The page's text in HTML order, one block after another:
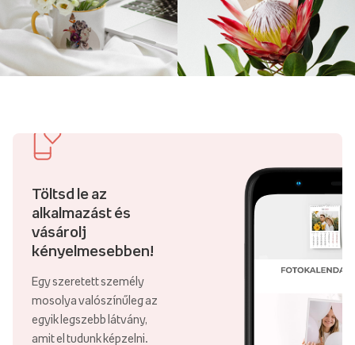
Töltsd le az
alkalmazást és
vásárolj
kényelmesebben!
Egy szeretett személy
mosolya valószínűleg az
egyik legszebb látvány,
amit el tudunk képzelni.